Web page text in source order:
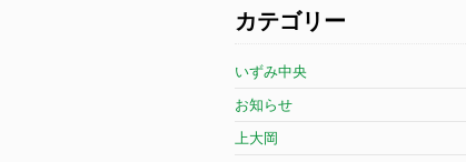
カテゴリー
いずみ中央
お知らせ
上大岡